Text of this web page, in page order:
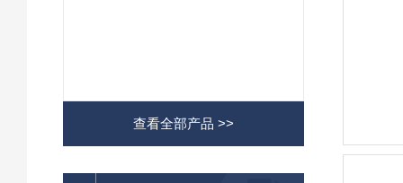
查看全部产品 >>